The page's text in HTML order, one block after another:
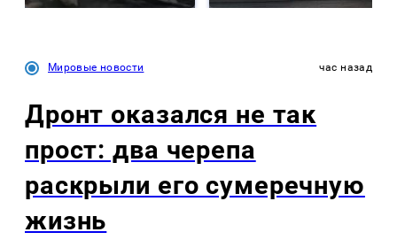
Мировые новости час назад
Дронт оказался не так
прост: два черепа
раскрыли его сумеречную
жизнь